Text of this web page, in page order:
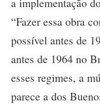
a implementação
“Fazer essa obra
possível antes de
antes de 1964 no
esses regimes, a
parece a dos